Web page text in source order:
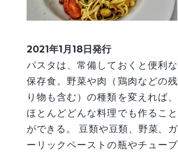
2021年1月18日発行
パスタは、常備しておくと便利な
保存食。野菜や肉（鶏肉などの残
り物も含む）の種類を変えれば、
ほとんどどんな料理でも作ること
ができる。 豆類や豆類、野菜、ガ
ーリックペーストの瓶やチューブ